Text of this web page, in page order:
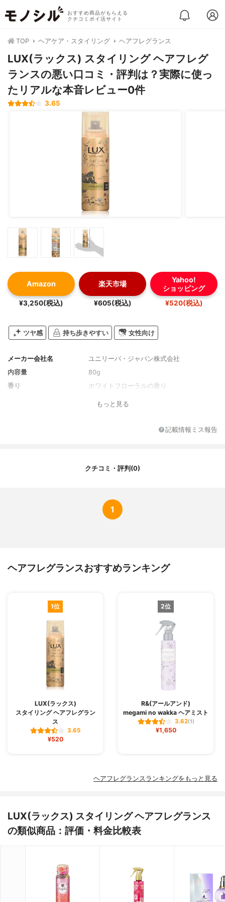
おすすめ商品がもらえる
クチコミポイ活サイト
TOP ヘアケア・スタイリング ヘアフレグランス
LUX(ラックス) スタイリング ヘアフレグ
ランスの悪い口コミ・評判は？実際に使っ
たリアルな本音レビュー0件
3.65
Amazon
¥3,250(税込)
楽天市場
¥605(税込)
Yahoo!
ショッピング
¥520(税込)
ツヤ感 持ち歩きやすい 女性向け
メーカー会社名
ユニリーバ・ジャパン株式会社
内容量
80g
香り
ホワイトフローラルの香り
もっと見る
記載情報ミス報告
クチコミ・評判(0)
1
ヘアフレグランスおすすめランキング
1位
LUX(ラックス)
スタイリング ヘアフレグラン
ス
3.65
¥520
2位
R&(アールアンド)
megami no wakka ヘアミスト
3.62(1)
¥1,650
ヘアフレグランスランキングをもっと見る
LUX(ラックス) スタイリング ヘアフレグランス
の類似商品：評価・料金比較表